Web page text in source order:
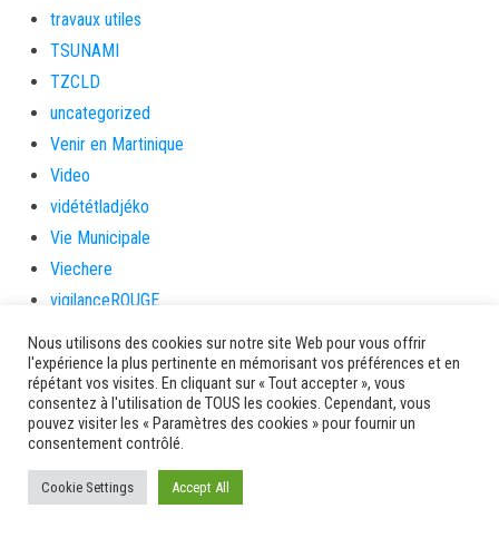
travaux utiles
TSUNAMI
TZCLD
uncategorized
Venir en Martinique
Video
vidététladjéko
Vie Municipale
Viechere
vigilanceROUGE
Village artisanal
Village artisanal et commercial
ville de la trinité
villedelesansesdarlet
voiles
voitures en papier
Nous utilisons des cookies sur notre site Web pour vous offrir
l'expérience la plus pertinente en mémorisant vos préférences et en
répétant vos visites. En cliquant sur « Tout accepter », vous
consentez à l'utilisation de TOUS les cookies. Cependant, vous
pouvez visiter les « Paramètres des cookies » pour fournir un
consentement contrôlé.
Cookie Settings Accept All